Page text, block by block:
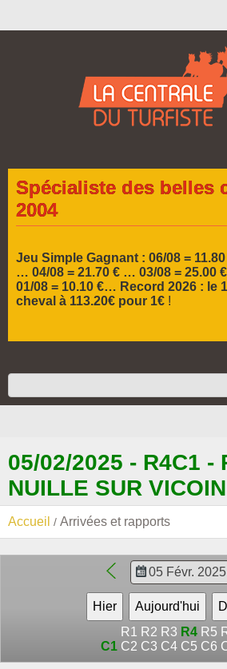
Spécialiste des belles
2004
Jeu Simple Gagnant : 06/08 =
… 04/08 = 21.70 € … 03/08 = 25.00 €
01/08 = 10.10 €… Record 2026 : le
cheval à 113.20€ pour 1€ !
05/02/2025 - R4C1 -
NUILLE SUR
Accueil Arrivées et rapports
R1 R2 R3 R4 R5
C1 C2 C3 C4 C5 C6